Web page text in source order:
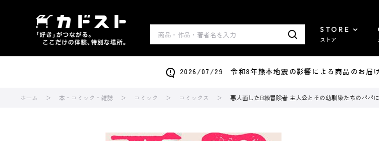
STORE
ストア
2026/07/29 令和8年熊本地震の影響による商品のお届
ホーム 本・コミック・雑誌 コミック コミックス 悪人面したB級冒険者 主人公とその幼馴染たちのパパ